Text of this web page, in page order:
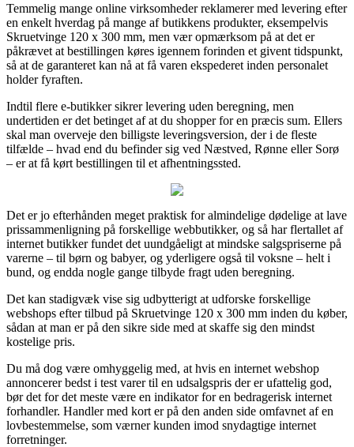
Temmelig mange online virksomheder reklamerer med levering efter
en enkelt hverdag på mange af butikkens produkter, eksempelvis
Skruetvinge 120 x 300 mm, men vær opmærksom på at det er
påkrævet at bestillingen køres igennem forinden et givent tidspunkt,
så at de garanteret kan nå at få varen ekspederet inden personalet
holder fyraften.
Indtil flere e-butikker sikrer levering uden beregning, men
undertiden er det betinget af at du shopper for en præcis sum. Ellers
skal man overveje den billigste leveringsversion, der i de fleste
tilfælde – hvad end du befinder sig ved Næstved, Rønne eller Sorø
– er at få kørt bestillingen til et afhentningssted.
Det er jo efterhånden meget praktisk for almindelige dødelige at lave
prissammenligning på forskellige webbutikker, og så har flertallet af
internet butikker fundet det uundgåeligt at mindske salgspriserne på
varerne – til børn og babyer, og yderligere også til voksne – helt i
bund, og endda nogle gange tilbyde fragt uden beregning.
Det kan stadigvæk vise sig udbytterigt at udforske forskellige
webshops efter tilbud på Skruetvinge 120 x 300 mm inden du køber,
sådan at man er på den sikre side med at skaffe sig den mindst
kostelige pris.
Du må dog være omhyggelig med, at hvis en internet webshop
annoncerer bedst i test varer til en udsalgspris der er ufattelig god,
bør det for det meste være en indikator for en bedragerisk internet
forhandler. Handler med kort er på den anden side omfavnet af en
lovbestemmelse, som værner kunden imod snydagtige internet
forretninger.